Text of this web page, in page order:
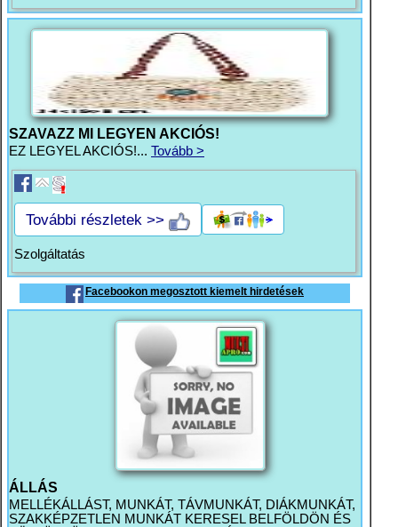
SZAVAZZ MI LEGYEN AKCIÓS!
EZ LEGYEL AKCIÓS!... Tovább >
További részletek >>
Szolgáltatás
Facebookon megosztott kiemelt hirdetések
ÁLLÁS
MELLÉKÁLLÁST, MUNKÁT, TÁVMUNKÁT, DIÁKMUNKÁT,
SZAKKÉPZETLEN MUNKÁT KERESEL BELFÖLDÖN ÉS